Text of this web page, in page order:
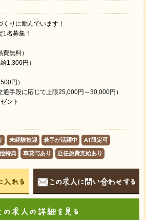
りに励んでいます！
名募集！
無料）
1,300円）
円）
手段に応じて上限25,000円～30,000円）
ント
未経験歓迎 若手が活躍中 AT限定可
特典 車貸与あり 赴任旅費支給あり